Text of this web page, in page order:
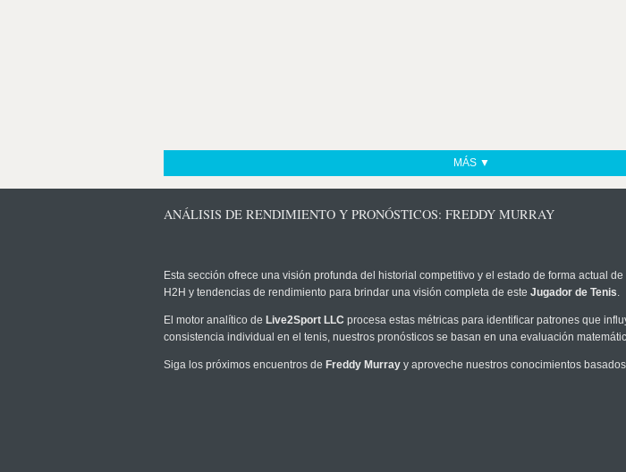
MÁS ▼
ANÁLISIS DE RENDIMIENTO Y PRONÓSTICOS: FREDDY MURRAY
Esta sección ofrece una visión profunda del historial competitivo y el estado de forma actual de
H2H y tendencias de rendimiento para brindar una visión completa de este Jugador de Tenis.
El motor analítico de Live2Sport LLC procesa estas métricas para identificar patrones que
consistencia individual en el tenis, nuestros pronósticos se basan en una evaluación
Siga los próximos encuentros de Freddy Murray y aproveche nuestros conocimientos